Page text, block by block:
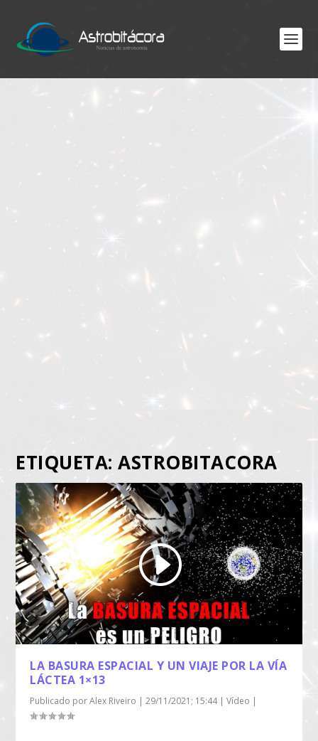
ETIQUETA:ASTROBITACORA
LA BASURA ESPACIAL Y UN VIAJE POR LA VÍA
LÁCTEA 1×13
Publicado porAlex Riveiro |29/11/2021; 15:44|Vídeo |